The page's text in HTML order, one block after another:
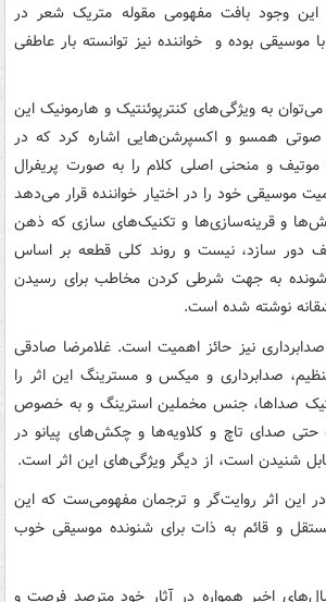
این وجود بافت مفهومی مقوله متریک شعر در
بوده و خواننده نیز توانسته بار عاطفی
به ویژگی‌های کنترپوئنتیک و هارمونیک این
همسو و اکسپرشن‌هایی اشاره کرد که در
موتیف و منحنی اصلی کلام را به صورت پریفرال
موسیقی خود را در اختیار خواننده قرار می‌دهد
و قرینه‌سازی‌ها و تکنیک‌های سازی که ذهن
دور سازد، نیست و روند کلی قطعه بر اساس
شونده به جهت شرطی کردن مخاطب برای رسیدن
نوشته شده است.
نیز حائز اهمیت است. غلامرضا صادقی
صدابرداری و میکس و مسترینگ این اثر را
صداها، جنس مخملین استرینگ و به خصوص
حتی صدای تاچ و کلاویه‌ها و چکش‌های پیانو در
شنیدن است، از دیگر ویژگی‌های این اثر است.
این اثر روایت‌گر و ترجمان مفهومی‌ست که این
و قائم به ذات برای شنونده موسیقی خوب
اخیر همواره در آثار خود مترصد فرصت و